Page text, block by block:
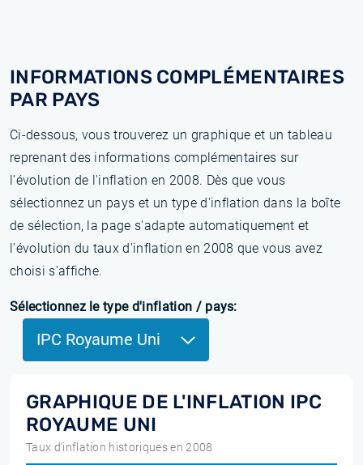
INFORMATIONS COMPLÉMENTAIRES
PAR PAYS
Ci-dessous, vous trouverez un graphique et un tableau
reprenant des informations complémentaires sur
l’évolution de l'inflation en 2008. Dès que vous
sélectionnez un pays et un type d'inflation dans la boîte
de sélection, la page s'adapte automatiquement et
l'évolution du taux d'inflation en 2008 que vous avez
choisi s'affiche.
Sélectionnez le type d'inflation / pays:
IPC Royaume Uni
GRAPHIQUE DE L'INFLATION IPC
ROYAUME UNI
Taux d'inflation historiques en 2008